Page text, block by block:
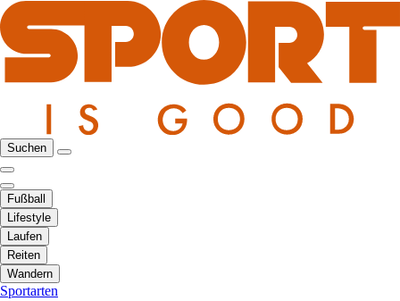
Suchen
Fußball
Lifestyle
Laufen
Reiten
Wandern
Sportarten